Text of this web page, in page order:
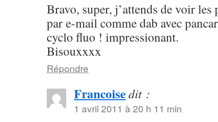
Bravo, super, j’attends de voir
par e-mail comme dab avec
cyclo fluo ! impressionant.
Bisouxxxx
Répondre
Francoisedit :
1 avril 2011 à 20 h 11 min